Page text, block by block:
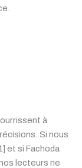
à
Si nous
et si Fachoda
lecteurs ne